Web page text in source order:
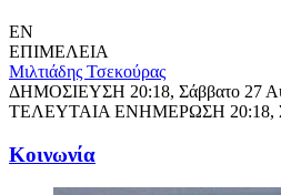
EN
ΕΠΙΜΕΛΕΙΑ
Μιλτιάδης Τσεκούρας
ΔΗΜΟΣΙΕΥΣΗ 20:18, Σάββατο 27
ΤΕΛΕΥΤΑΙΑ ΕΝΗΜΕΡΩΣΗ 20:18,
Κοινωνία